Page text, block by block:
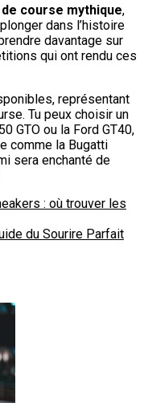
course mythique,
dans l’histoire
davantage sur
qui ont rendu ces
représentant
Tu peux choisir un
GTO ou la Ford GT40,
comme la Bugatti
sera enchanté de
: où trouver les
du Sourire Parfait